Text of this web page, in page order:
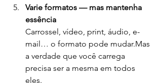
Varie formatos — mas mantenha
essência
Carrossel, vídeo, print, áudio, e-
mail… o formato pode mudar.Mas
a verdade que você carrega
precisa ser a mesma em todos
eles.